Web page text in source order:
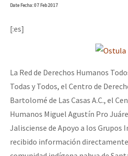
DateFecha: 07 Feb 2017
[:es]
La Red de Derechos Humanos
Todas y Todos, el Centro de
Bartolomé de Las Casas A.C., el
Humanos Miguel Agustín Pro
Jalisciense de Apoyo a los Grupos
recibido información